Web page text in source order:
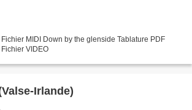
MIDI Down by the glenside Tablature PDF
VIDEO
Irlande)